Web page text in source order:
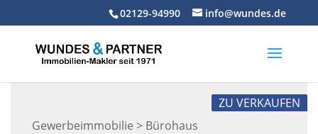
02129-94990 info@wundes.de
Gewerbeimmobilie > Bürohaus
ZU VERKAUFEN